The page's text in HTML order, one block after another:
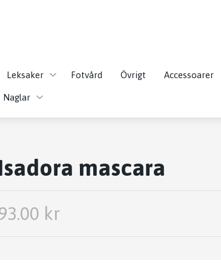
Leksaker Fotvård Övrigt Accessoarer
Naglar
mascara
kr